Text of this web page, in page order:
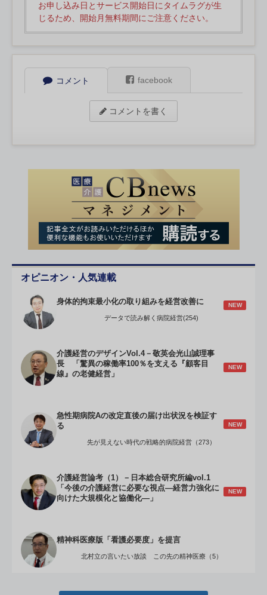
お申し込み日とサービス開始日にタイムラグが生
じるため、開始月無料期間にご注意ください。
コメント facebook
コメントを書く
オピニオン・人気連載
身体的拘束最小化の取り組みを経営改善に NEW
データで読み解く病院経営(254)
介護経営のデザインVol.4－敬英会光山誠理事
長 「驚異の稼働率100％を支える『顧客目
線』の老健経営」
NEW
急性期病院Aの改定直後の届け出状況を検証す
る
NEW
先が見えない時代の戦略的病院経営（273）
介護経営論考（1）－日本総合研究所編vol.1
「今後の介護経営に必要な視点―経営力強化に
向けた大規模化と協働化―」
NEW
精神科医療版「看護必要度」を提言
北村立の言いたい放談 この先の精神医療（5）